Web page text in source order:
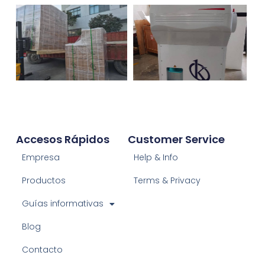
Customer Service
Help & Info
Terms & Privacy
Accesos Rápidos
Empresa
Productos
Guías informativas
Blog
Contacto